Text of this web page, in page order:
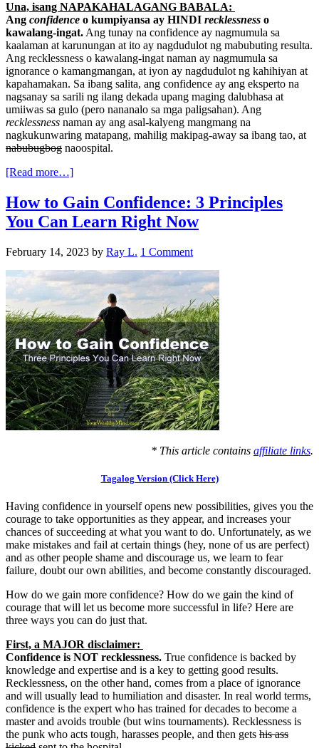
Una, isang NAPAKAHALAGANG BABALA:
Ang confidence o kumpiyansa ay HINDI recklessness o
kawalang-ingat. Ang tunay na confidence ay nagmumula sa
kaalaman at karunungan at ito ay nagdudulot ng mabubuting resulta.
Ang recklessness o kawalang-ingat naman ay nagmumula sa
ignorance o kamangmangan, at iyon ay nagdudulot ng kahihiyan at
kapahamakan. Sa ibang salita, ang confidence ay ang eksperto na
nagsanay sa sarili ng ilang dekada upang maging dalubhasa at
umiiwas sa gulo (pero nananalo sa mga paligsahan). Ang
recklessness naman ay ang asal-kalyeng mangmang na
nagkukunwaring matapang, mahilig makipag-away sa ibang tao, at
nabubugbog naoospital.
[Read more…]
How to Gain Confidence: 3 Principles
You Can Learn Right Now
February 14, 2023 by Ray L. 1 Comment
* This article contains affiliate links.
Tagalog Version (Click Here)
Having confidence in yourself opens new possibilities, gives you the
courage to take opportunities as they appear, and increases your
chances of succeeding at what you want to do. Unfortunately, as we
make mistakes and fail at certain things (hey, none of us are perfect)
and as other people shame and discourage us, we learn to fear
failure, doubt our own abilities, and become constantly discouraged.
How do we gain more confidence? How do we gain the kind of
courage that will let us become more successful in life? Here are
three ways you can do just that.
First, a MAJOR disclaimer:
Confidence is NOT recklessness. True confidence is backed by
knowledge and expertise and is a key to getting good results.
Recklessness, on the other hand, comes from a place of ignorance
and will usually lead to humiliation and disaster. In real world terms,
confidence is the expert who has trained for decades to become a
master and avoids trouble (but wins tournaments). Recklessness is
the punk who acts tough, harasses people, and then gets his ass